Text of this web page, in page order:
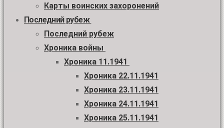
Карты воинских захоронений
Последний рубеж
Последний рубеж
Хроника войны
Хроника 11.1941
Хроника 22.11.1941
Хроника 23.11.1941
Хроника 24.11.1941
Хроника 25.11.1941